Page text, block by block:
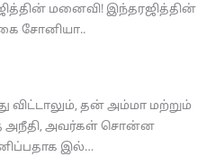
மனைவி! இந்தரஜித்தின்
சோனியா..
விட்டாலும், தன் அம்மா மற்றும்
அநீதி, அவர்கள் சொன்ன
இல்…